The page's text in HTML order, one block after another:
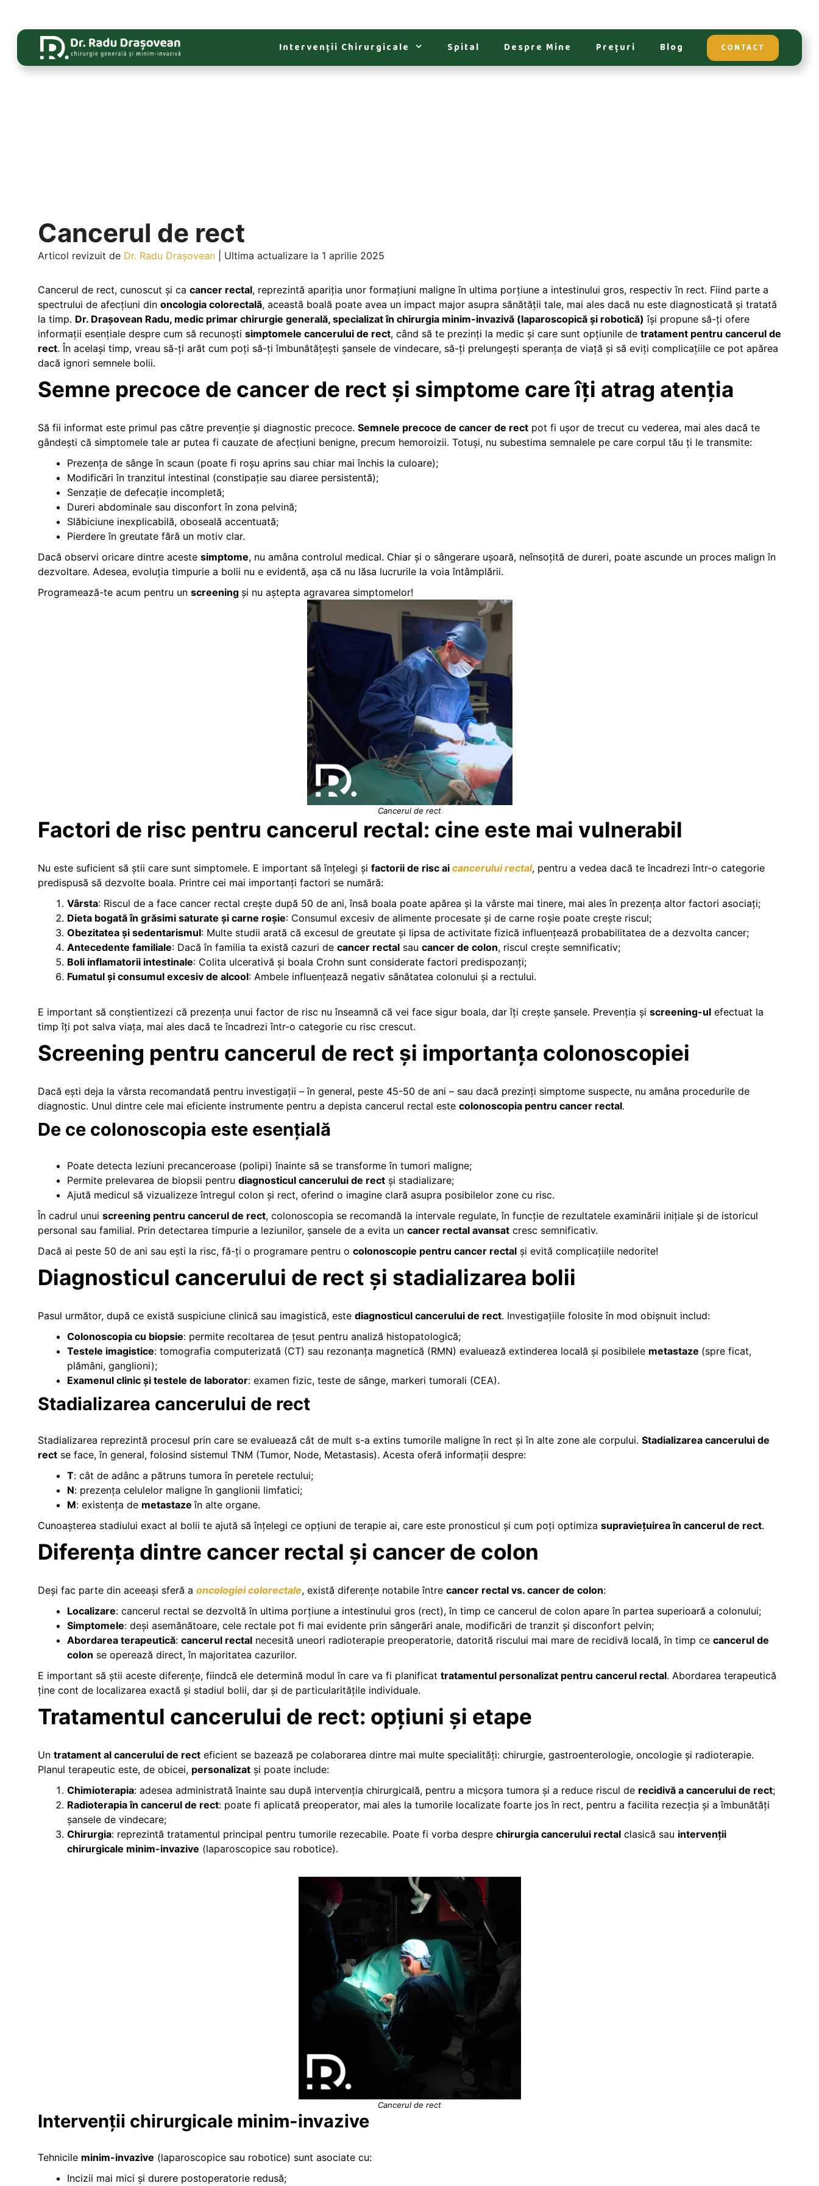
Intervenții Chirurgicale Spital Despre Mine Prețuri Blog CONTACT
Cancerul de rect
Articol revizuit de Dr. Radu Drașovean Ultima actualizare la 1 aprilie 2025
Cancerul de rect, cunoscut și ca cancer rectal, reprezintă apariția unor formațiuni maligne în ultima porțiune a intestinului gros, respectiv în rect. Fiind parte a
spectrului de afecțiuni din oncologia colorectală, această boală poate avea un impact major asupra sănătății tale, mai ales dacă nu este diagnosticată și tratată
la timp. Dr. Drașovean Radu, medic primar chirurgie generală, specializat în chirurgia minim-invazivă (laparoscopică și robotică) își propune să-ți ofere
informații esențiale despre cum să recunoști simptomele cancerului de rect, când să te prezinți la medic și care sunt opțiunile de tratament pentru cancerul de
rect. În același timp, vreau să-ți arăt cum poți să-ți îmbunătățești șansele de vindecare, să-ți prelungești speranța de viață și să eviți complicațiile ce pot apărea
dacă ignori semnele bolii.
Semne precoce de cancer de rect și simptome care îți atrag atenția
Să fii informat este primul pas către prevenție și diagnostic precoce. Semnele precoce de cancer de rect pot fi ușor de trecut cu vederea, mai ales dacă te
gândești că simptomele tale ar putea fi cauzate de afecțiuni benigne, precum hemoroizii. Totuși, nu subestima semnalele pe care corpul tău ți le transmite:
Prezența de sânge în scaun (poate fi roșu aprins sau chiar mai închis la culoare);
Modificări în tranzitul intestinal (constipație sau diaree persistentă);
Senzație de defecație incompletă;
Dureri abdominale sau disconfort în zona pelvină;
Slăbiciune inexplicabilă, oboseală accentuată;
Pierdere în greutate fără un motiv clar.
Dacă observi oricare dintre aceste simptome, nu amâna controlul medical. Chiar și o sângerare ușoară, neînsoțită de dureri, poate ascunde un proces malign în
dezvoltare. Adesea, evoluția timpurie a bolii nu e evidentă, așa că nu lăsa lucrurile la voia întâmplării.
Programează-te acum pentru un screening și nu aștepta agravarea simptomelor!
Cancerul de rect
Factori de risc pentru cancerul rectal: cine este mai vulnerabil
Nu este suficient să știi care sunt simptomele. E important să înțelegi și factorii de risc ai cancerului rectal, pentru a vedea dacă te încadrezi într-o categorie
predispusă să dezvolte boala. Printre cei mai importanți factori se numără:
Vârsta: Riscul de a face cancer rectal crește după 50 de ani, însă boala poate apărea și la vârste mai tinere, mai ales în prezența altor factori asociați;
Dieta bogată în grăsimi saturate și carne roșie: Consumul excesiv de alimente procesate și de carne roșie poate crește riscul;
Obezitatea și sedentarismul: Multe studii arată că excesul de greutate și lipsa de activitate fizică influențează probabilitatea de a dezvolta cancer;
Antecedente familiale: Dacă în familia ta există cazuri de cancer rectal sau cancer de colon, riscul crește semnificativ;
Boli inflamatorii intestinale: Colita ulcerativă și boala Crohn sunt considerate factori predispozanți;
Fumatul și consumul excesiv de alcool: Ambele influențează negativ sănătatea colonului și a rectului.
E important să conștientizezi că prezența unui factor de risc nu înseamnă că vei face sigur boala, dar îți crește șansele. Prevenția și screening-ul efectuat la
timp îți pot salva viața, mai ales dacă te încadrezi într-o categorie cu risc crescut.
Screening pentru cancerul de rect și importanța colonoscopiei
Dacă ești deja la vârsta recomandată pentru investigații – în general, peste 45-50 de ani – sau dacă prezinți simptome suspecte, nu amâna procedurile de
diagnostic. Unul dintre cele mai eficiente instrumente pentru a depista cancerul rectal este colonoscopia pentru cancer rectal.
De ce colonoscopia este esențială
Poate detecta leziuni precanceroase (polipi) înainte să se transforme în tumori maligne;
Permite prelevarea de biopsii pentru diagnosticul cancerului de rect și stadializare;
Ajută medicul să vizualizeze întregul colon și rect, oferind o imagine clară asupra posibilelor zone cu risc.
În cadrul unui screening pentru cancerul de rect, colonoscopia se recomandă la intervale regulate, în funcție de rezultatele examinării inițiale și de istoricul
personal sau familial. Prin detectarea timpurie a leziunilor, șansele de a evita un cancer rectal avansat cresc semnificativ.
Dacă ai peste 50 de ani sau ești la risc, fă-ți o programare pentru o colonoscopie pentru cancer rectal și evită complicațiile nedorite!
Diagnosticul cancerului de rect și stadializarea bolii
Pasul următor, după ce există suspiciune clinică sau imagistică, este diagnosticul cancerului de rect. Investigațiile folosite în mod obișnuit includ:
Colonoscopia cu biopsie: permite recoltarea de țesut pentru analiză histopatologică;
Testele imagistice: tomografia computerizată (CT) sau rezonanța magnetică (RMN) evaluează extinderea locală și posibilele metastaze (spre ficat,
plămâni, ganglioni);
Examenul clinic și testele de laborator: examen fizic, teste de sânge, markeri tumorali (CEA).
Stadializarea cancerului de rect
Stadializarea reprezintă procesul prin care se evaluează cât de mult s-a extins tumorile maligne în rect și în alte zone ale corpului. Stadializarea cancerului de
rect se face, în general, folosind sistemul TNM (Tumor, Node, Metastasis). Acesta oferă informații despre:
T: cât de adânc a pătruns tumora în peretele rectului;
N: prezența celulelor maligne în ganglionii limfatici;
M: existența de metastazeîn alte organe.
Cunoașterea stadiului exact al bolii te ajută să înțelegi ce opțiuni de terapie ai, care este pronosticul și cum poți optimiza supraviețuirea în cancerul de rect.
Diferența dintre cancer rectal și cancer de colon
Deși fac parte din aceeași sferă a oncologiei colorectale, există diferențe notabile între cancer rectal vs. cancer de colon:
Localizare: cancerul rectal se dezvoltă în ultima porțiune a intestinului gros (rect), în timp ce cancerul de colon apare în partea superioară a colonului;
Simptomele: deși asemănătoare, cele rectale pot fi mai evidente prin sângerări anale, modificări de tranzit și disconfort pelvin;
Abordarea terapeutică: cancerul rectal necesită uneori radioterapie preoperatorie, datorită riscului mai mare de recidivă locală, în timp ce cancerul de
colon se operează direct, în majoritatea cazurilor.
E important să știi aceste diferențe, fiindcă ele determină modul în care va fi planificat tratamentul personalizat pentru cancerul rectal. Abordarea terapeutică
ține cont de localizarea exactă și stadiul bolii, dar și de particularitățile individuale.
Tratamentul cancerului de rect: opțiuni și etape
Un tratament al cancerului de rect eficient se bazează pe colaborarea dintre mai multe specialități: chirurgie, gastroenterologie, oncologie și radioterapie.
Planul terapeutic este, de obicei, personalizat și poate include:
Chimioterapia: adesea administrată înainte sau după intervenția chirurgicală, pentru a micșora tumora și a reduce riscul de recidivă a cancerului de rect;
Radioterapia în cancerul de rect: poate fi aplicată preoperator, mai ales la tumorile localizate foarte jos în rect, pentru a facilita rezecția și a îmbunătăți
șansele de vindecare;
Chirurgia: reprezintă tratamentul principal pentru tumorile rezecabile. Poate fi vorba despre chirurgia cancerului rectal clasică sau intervenții
chirurgicale minim-invazive (laparoscopice sau robotice).
Cancerul de rect
Intervenții chirurgicale minim-invazive
Tehnicile minim-invazive (laparoscopice sau robotice) sunt asociate cu:
Incizii mai mici și durere postoperatorie redusă;